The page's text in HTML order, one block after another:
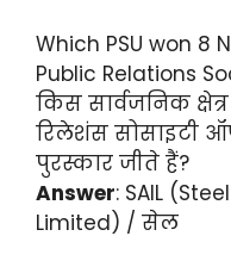
Which PSU won 8
Public Relations
किस सार्वजनिक
रिलेशंस सोसाइटी ऑफ
पुरस्कार जीते हैं?
Answer: SAIL
Limited) / सेल